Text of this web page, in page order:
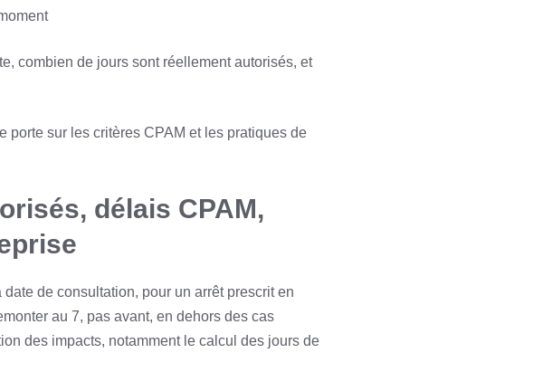
combien de jours sont réellement autorisés, et
porte sur les critères CPAM et les pratiques de
délais CPAM,
date de consultation, pour un arrêt prescrit en
au 7, pas avant, en dehors des cas
des impacts, notamment le calcul des jours de